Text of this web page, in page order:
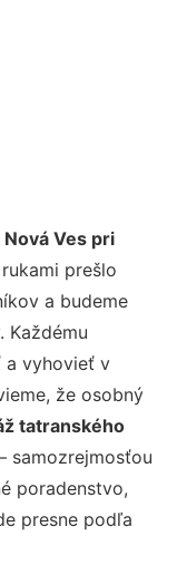
Ves pri
prešlo
a budeme
Každému
a vyhovieť v
že osobný
tatranského
samozrejmosťou
poradenstvo,
presne podľa